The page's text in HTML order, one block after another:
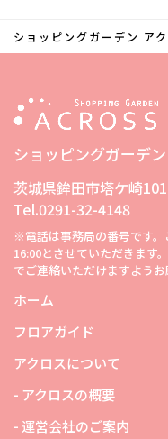
ショッピングガーデン アク
ショッピングガーデ
茨城県鉾田市塔ケ崎
Tel.0291-32-4148
※電話は事務局の番号です
16:00とさせていただきます
でご連絡いただけますようお
ホーム
フロアガイド
アクロスについて
- アクロスの概要
- 運営会社のご案内